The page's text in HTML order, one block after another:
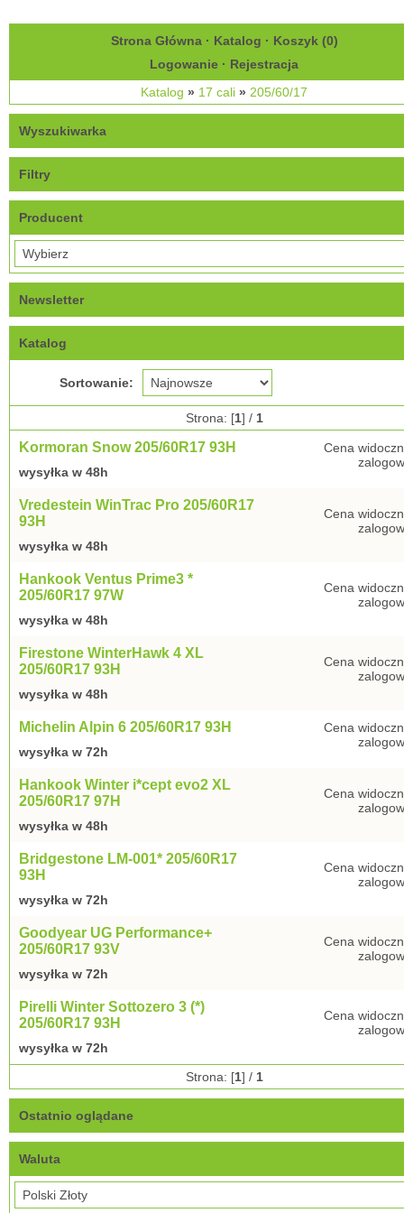
Strona Główna· Katalog · Koszyk (0)
Logowanie · Rejestracja
Katalog » 17 cali » 205/60/17
Wyszukiwarka
Filtry
Producent
Newsletter
Katalog
Sortowanie:
Strona: [1] / 1
Kormoran Snow 205/60R17 93H
wysyłka w 48h
Cena
Vredestein WinTrac Pro 205/60R17
93H
wysyłka w 48h
Cena
Hankook Ventus Prime3 *
205/60R17 97W
wysyłka w 48h
Cena
Firestone WinterHawk 4 XL
205/60R17 93H
wysyłka w 48h
Cena
Michelin Alpin 6 205/60R17 93H
wysyłka w 72h
Cena
Hankook Winter i*cept evo2 XL
205/60R17 97H
wysyłka w 48h
Cena
Bridgestone LM-001* 205/60R17
93H
wysyłka w 72h
Cena
Goodyear UG Performance+
205/60R17 93V
wysyłka w 72h
Cena
Pirelli Winter Sottozero 3 (*)
205/60R17 93H
wysyłka w 72h
Cena
Strona: [1] / 1
Ostatnio oglądane
Waluta